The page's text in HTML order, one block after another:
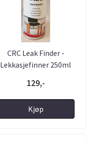
CRC Leak Finder -
Lekkasjefinner 250ml
129,-
Kjøp